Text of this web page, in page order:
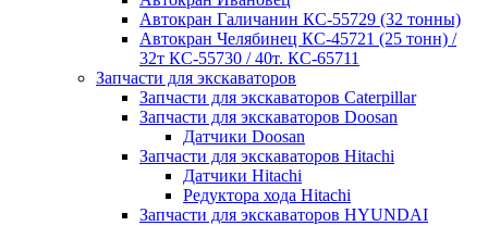
Автокран Галичанин КС-55729 (32 тонны)
Автокран Челябинец КС-45721 (25 тонн) /
32т КС-55730 / 40т. КС-65711
Запчасти для экскаваторов
Запчасти для экскаваторов Caterpillar
Запчасти для экскаваторов Doosan
Датчики Doosan
Запчасти для экскаваторов Hitachi
Датчики Hitachi
Редуктора хода Hitachi
Запчасти для экскаваторов HYUNDAI